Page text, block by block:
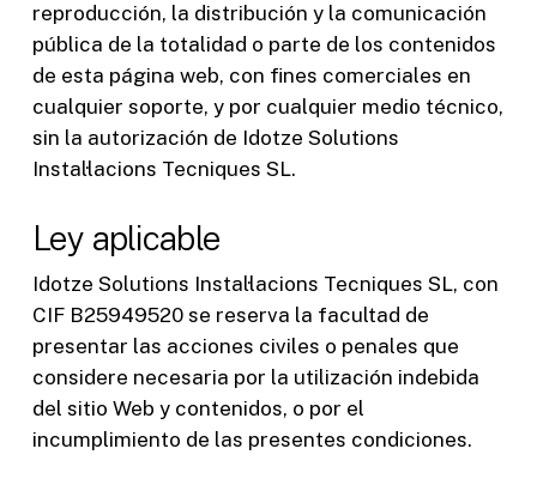
reproducción, la distribución y la comunicación
pública de la totalidad o parte de los contenidos
de esta página web, con fines comerciales en
cualquier soporte, y por cualquier medio técnico,
sin la autorización de Idotze Solutions
Instal·lacions Tecniques SL.
Ley aplicable
Idotze Solutions Instal·lacions Tecniques SL, con
CIF B25949520 se reserva la facultad de
presentar las acciones civiles o penales que
considere necesaria por la utilización indebida
del sitio Web y contenidos, o por el
incumplimiento de las presentes condiciones.